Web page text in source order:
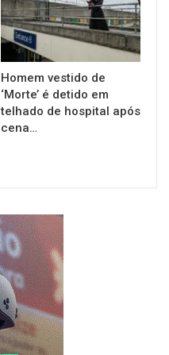
Homem vestido de
‘Morte’ é detido em
telhado de hospital após
cena…